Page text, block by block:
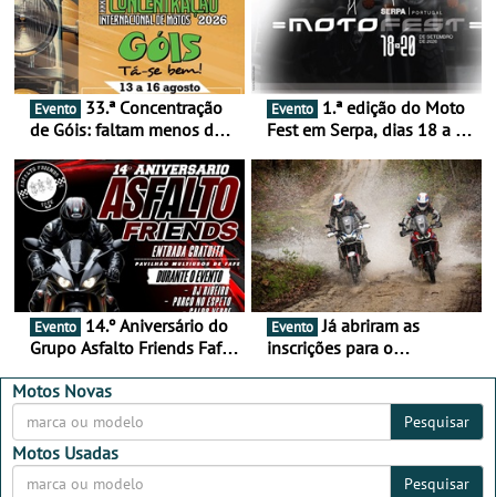
Evento
de Góis: faltam menos de
16 de agosto
Evento
Fest em Serpa, dias 18 a 20
duas rodas invade o Baixo
Alentejo
Evento
Grupo Asfalto Friends Fafe,
2026
Evento Já abriram as
inscrições para o
Motos Novas
Pesquisar
Motos Usadas
Pesquisar